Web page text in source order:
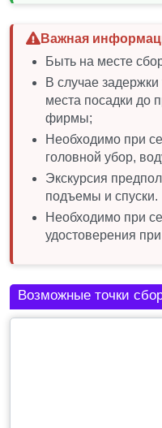
Внимание! Время
приблизительно.
Очередность
меняться.
Важная
Быть на месте
В случае
места посадки до
фирмы;
Необходимо при
головной убор,
Экскурсия
подъемы и спуски.
Необходимо при
удостоверения
Возможные точки